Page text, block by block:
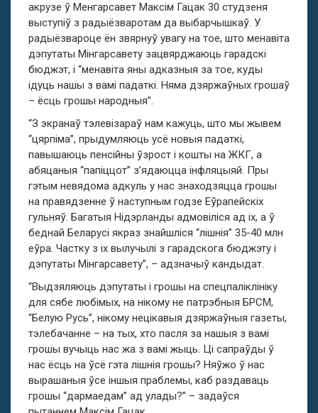
акрузе ў Менгарсавет Максім Гацак 30 студзеня
выступіў з радыёзваротам да выбарчышкаў. У
радыёзвароце ён звярнуў увагу на тое, што менавіта
дэпутаты Мінгарсавету зацвярджаюць гарадскі
бюджэт, і “менавіта яны адказныя за тое, куды
ідуць нашы з вамі падаткі. Няма дзяржаўных грошаў
– ёсць грошы народныя”.
“З экранаў тэлевізараў нам кажуць, што мы жывем
“цярпіма”, прыдумляюць усё новыя падаткі,
павышаюць пенсійны ўзрост і кошты на ЖКГ, а
абяцаныя “папіццот” з’ядаюцца інфляцыяй. Пры
гэтым невядома адкуль у нас знаходзяцца грошы
на правядзенне ў наступным годзе Еўрапейскіх
гульняў. Багатыя Нідэрланды адмовіліся ад іх, а ў
беднай Беларусі якраз знайшліся “лішнія” 35-40 млн
еўра. Частку з іх вылучылі з гарадскога бюджэту і
дэпутаты Мінгарсавету”, – адзначыў кандыдат.
“Выдзяляюць дэпутаты і грошы на спецпаліклініку
для сябе любімых, на нікому не патрэбныя БРСМ,
“Белую Русь”, нікому нецікавыя дзяржаўныя газеты,
тэлебачанне – на тых, хто пасля за нашыя з вамі
грошы вучыць нас жа з вамі жыць. Ці сапраўды ў
нас ёсць на ўсё гэта лішнія грошы? Няўжо ў нас
вырашаныя ўсе іншыя праблемы, каб раздаваць
грошы “дармаедам” ад улады?” – задаўся